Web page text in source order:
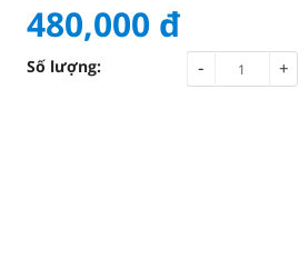
480,000 đ
Số lượng: +
-